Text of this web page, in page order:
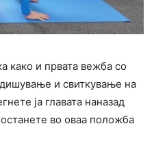
како и првата вежба со
и свиткување на
ја главата наназад
во оваа положба